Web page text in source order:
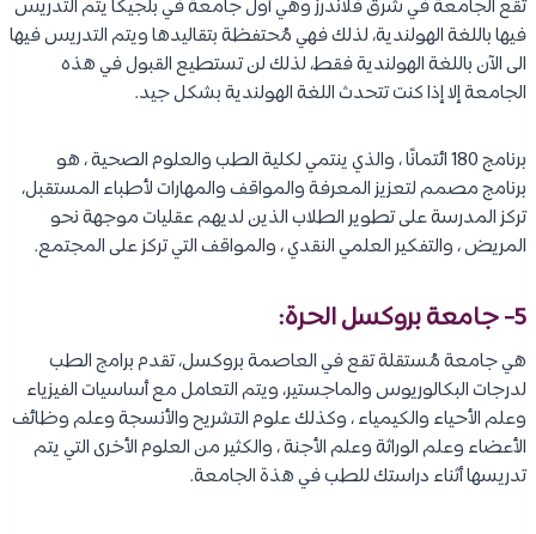
تقع الجامعة في شرق فلاندرز وهي أول جامعة في بلجيكا يتم التدريس
فيها باللغة الهولندية، لذلك فهي مُحتفظة بتقاليدها ويتم التدريس فيها
الى الآن باللغة الهولندية فقط، لذلك لن تستطيع القبول في هذه
الجامعة إلا إذا كنت تتحدث اللغة الهولندية بشكل جيد.
برنامج 180 ائتمانًا ، والذي ينتمي لكلية الطب والعلوم الصحية ، هو
برنامج مصمم لتعزيز المعرفة والمواقف والمهارات لأطباء المستقبل،
تركز المدرسة على تطوير الطلاب الذين لديهم عقليات موجهة نحو
المريض ، والتفكير العلمي النقدي ، والمواقف التي تركز على المجتمع.
5- جامعة بروكسل الحرة:
هي جامعة مُستقلة تقع في العاصمة بروكسل، تقدم برامج الطب
لدرجات البكالوريوس والماجستير، ويتم التعامل مع أساسيات الفيزياء
وعلم الأحياء والكيمياء ، وكذلك علوم التشريح والأنسجة وعلم وظائف
الأعضاء وعلم الوراثة وعلم الأجنة ، والكثير من العلوم الأخرى التي يتم
تدريسها أثناء دراستك للطب في هذة الجامعة.